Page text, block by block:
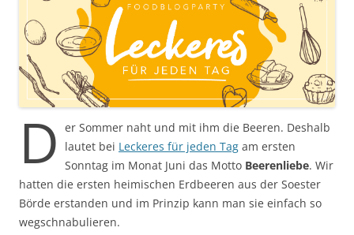
D er Sommer naht und mit ihm die Beeren. Deshalb
lautet bei Leckeres für jeden Tag am ersten
Sonntag im Monat Juni das Motto Beerenliebe. Wir
hatten die ersten heimischen Erdbeeren aus der Soester
Börde erstanden und im Prinzip kann man sie einfach so
wegschnabulieren.